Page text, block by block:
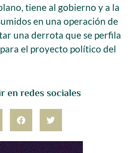
en redes sociales
tiene al gobierno y a la
en una operación de
una derrota que se perfila
el proyecto político del